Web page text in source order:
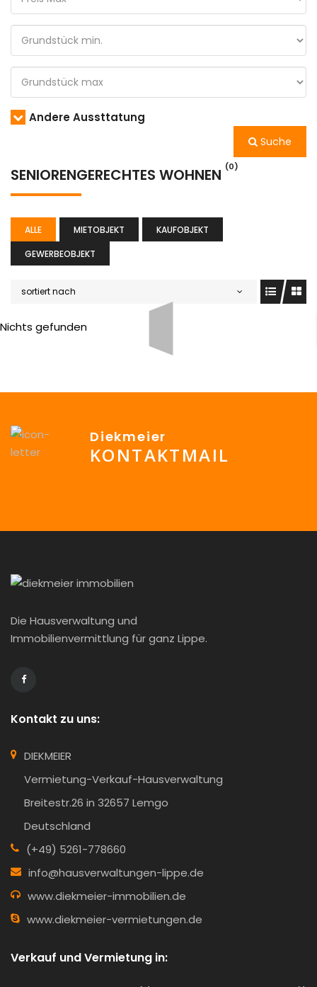
Andere Aussttatung
Suche
SENIORENGERECHTES WOHNEN (0)
ALLE MIETOBJEKT
KAUFOBJEKT
GEWERBEOBJEKT
sortiert nach
Nichts gefunden
Diekmeier
KONTAKTMAIL
Die Hausverwaltung und
Immobilienvermittlung für ganz Lippe.
Kontakt zu uns:
DIEKMEIER
Vermietung-Verkauf-Hausverwaltung
Breitestr.26 in 32657 Lemgo
Deutschland
(+49) 5261-778660
info@hausverwaltungen-lippe.de
www.diekmeier-immobilien.de
www.diekmeier-vermietungen.de
Verkauf und Vermietung in: